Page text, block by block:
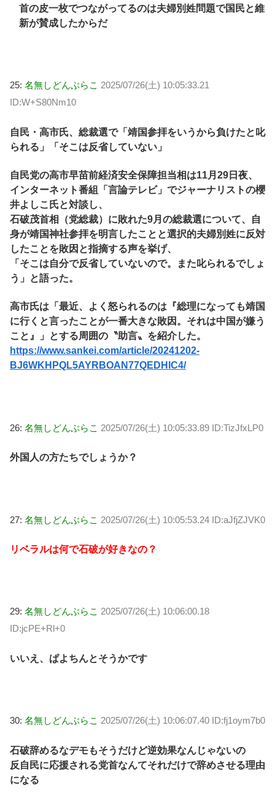
首の皮一枚でつながってるのは夫婦別姓問題で国民と維
新が賛成したからだ
25: 名無しどんぶらこ 2025/07/26(土) 10:05:33.21
ID:W+S80Nm10
自民・高市氏、総裁選で「靖国参拝をいうから負けたと叱
られる」「そこは反省していない」
自民党の高市早苗前経済安全保障担当相は11月29日夜、
インターネット番組「言論テレビ」でジャーナリストの櫻
井よしこ氏と対談し、
石破茂首相（党総裁）に敗れた9月の総裁選について、自
身が靖国神社参拝を明言したことと選択的夫婦別姓に反対
したことを敗因と指摘する声を挙げ、
「そこは自分で反省していないので。また叱られるでしょ
う」と語った。
高市氏は「最近、よく怒られるのは『総理になっても靖国
に行くと言ったことが一番大きな敗因。それは中国が嫌う
こと』」とする周囲の〝助言〟を紹介した。
https://www.sankei.com/article/20241202-
BJ6WKHPQL5AYRBOAN77QEDHIC4/
26: 名無しどんぶらこ 2025/07/26(土) 10:05:33.89 ID:TizJfxLP0
外国人の方たちでしょうか？
27: 名無しどんぶらこ 2025/07/26(土) 10:05:53.24 ID:aJfjZJVK0
リベラルは何で石破が好きなの？
29: 名無しどんぶらこ 2025/07/26(土) 10:06:00.18
ID:jcPE+Rl+0
いいえ、ぱよちんとそうかです
30: 名無しどんぶらこ 2025/07/26(土) 10:06:07.40 ID:fj1oym7b0
石破辞めるなデモもそうだけど逆効果なんじゃないの
反自民に応援される党首なんてそれだけで辞めさせる理由
になる